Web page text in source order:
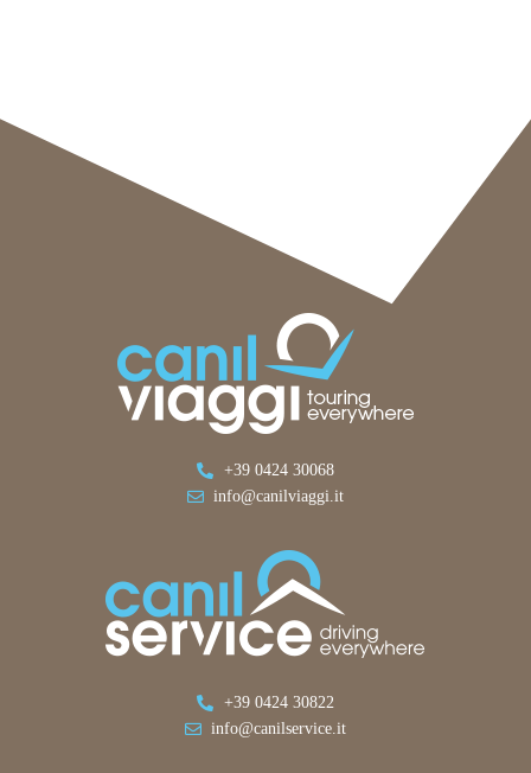
+39 0424 30068
info@canilviaggi.it
+39 0424 30822
info@canilservice.it